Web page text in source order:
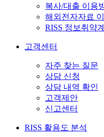
복사/대출 이용
해외전자자료
RISS 정보취약
고객센터
자주 찾는 질문
상담 신청
상담 내역 확인
고객제안
신고센터
RISS 활용도 분석